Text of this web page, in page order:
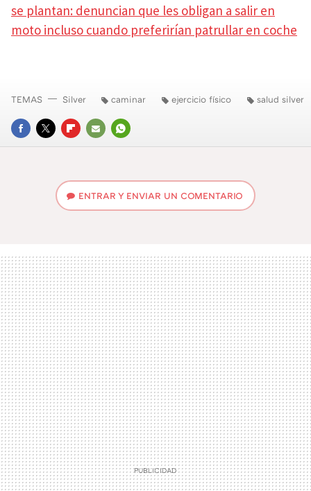
se plantan: denuncian que les obligan a salir en
moto incluso cuando preferirían patrullar en coche
FACEBOOK
TWITTERFLIPBOARD
E-
WHATSAPP
TEMAS Silver caminar ejercicio físico salud silver
ENTRAR Y ENVIAR UN COMENTARIO